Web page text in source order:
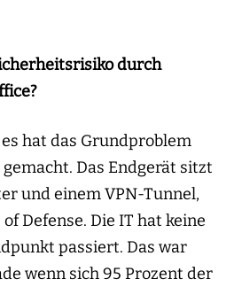
durch
hat das Grundproblem
Das Endgerät sitzt
und einem VPN-Tunnel,
Defense. Die IT hat keine
passiert. Das war
wenn sich 95 Prozent der